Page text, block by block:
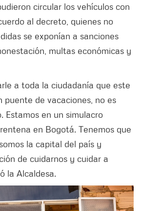
circular los vehículos con
al decreto, quienes no
se exponían a sanciones
multas económicas y
a toda la ciudadanía que este
puente de vacaciones, no es
Estamos en un simulacro
en Bogotá. Tenemos que
la capital del país y
de cuidarnos y cuidar a
la Alcaldesa.